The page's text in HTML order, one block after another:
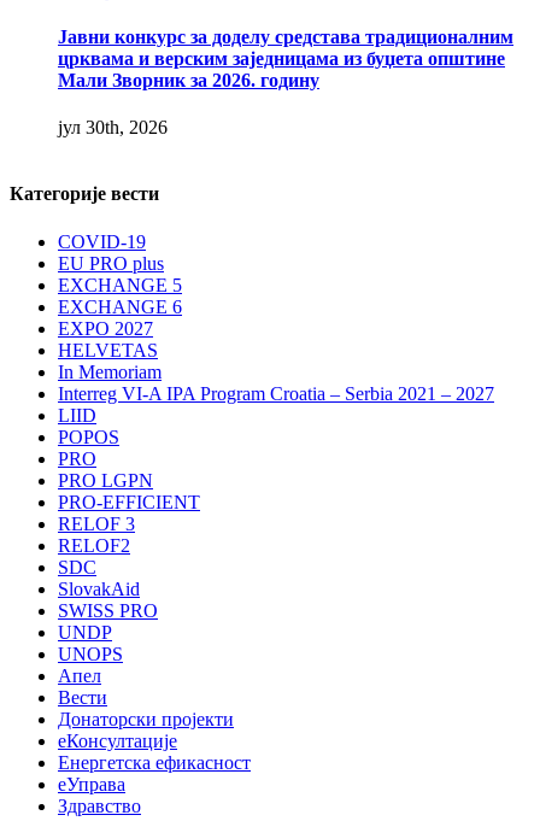
Јавни конкурс за доделу средстава традиционалним
црквама и верским заједницама из буџета општине
Мали Зворник за 2026. годину
јул 30th, 2026
Категорије вести
COVID-19
EU PRO plus
EXCHANGE 5
EXCHANGE 6
EXPO 2027
HELVETAS
In Memoriam
Interreg VI-A IPA Program Croatia – Serbia 2021 – 2027
LIID
POPOS
PRO
PRO LGPN
PRO-EFFICIENT
RELOF 3
RELOF2
SDC
SlovakAid
SWISS PRO
UNDP
UNOPS
Апел
Вести
Донаторски пројекти
еКонсултације
Енергетска ефикасност
еУправа
Здравство